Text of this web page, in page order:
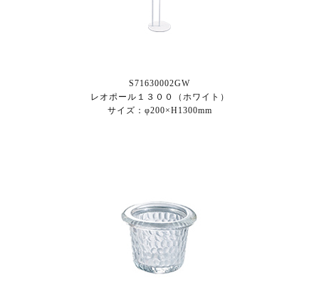
S71630002GW
レオポール１３００（ホワイト）
サイズ：φ200×H1300mm